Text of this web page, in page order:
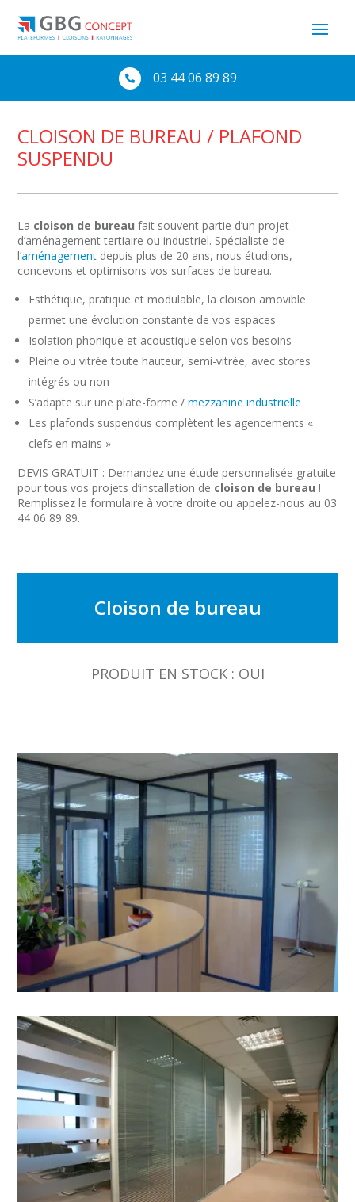
 03 44 06 89 89
CLOISON DE BUREAU / PLAFOND
SUSPENDU
La cloison de bureau fait souvent partie d’un projet
d’aménagement tertiaire ou industriel. Spécialiste de
l’aménagement depuis plus de 20 ans, nous étudions,
concevons et optimisons vos surfaces de bureau.
Esthétique, pratique et modulable, la cloison amovible
permet une évolution constante de vos espaces
Isolation phonique et acoustique selon vos besoins
Pleine ou vitrée toute hauteur, semi-vitrée, avec stores
intégrés ou non
S’adapte sur une plate-forme /mezzanine industrielle
Les plafonds suspendus complètent les agencements «
clefs en mains »
DEVIS GRATUIT : Demandez une étude personnalisée gratuite
pour tous vos projets d’installation de cloison de bureau !
Remplissez le formulaire à votre droite ou appelez-nous au 03
44 06 89 89.
Cloison de bureau
PRODUIT EN STOCK : OUI